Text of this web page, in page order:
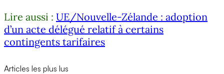
Lire aussi : UE/Nouvelle-Zélande : adoption
d’un acte délégué relatif à certains
contingents tarifaires
Articles les plus lus